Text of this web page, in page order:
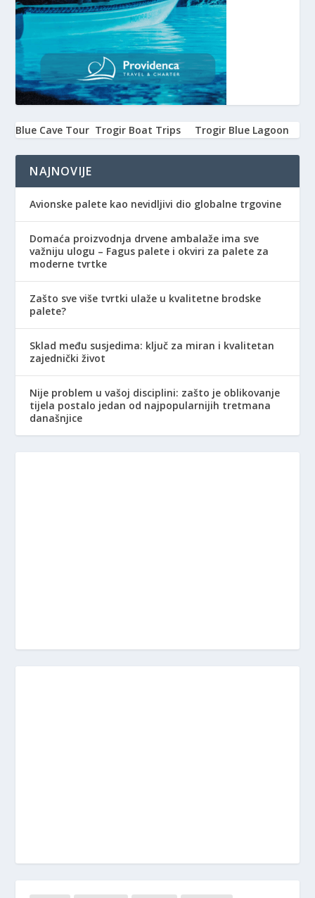
Blue Cave Tour Trogir Boat Trips Trogir Blue Lagoon
NAJNOVIJE
Avionske palete kao nevidljivi dio globalne trgovine
Domaća proizvodnja drvene ambalaže ima sve
važniju ulogu – Fagus palete i okviri za palete za
moderne tvrtke
Zašto sve više tvrtki ulaže u kvalitetne brodske
palete?
Sklad među susjedima: ključ za miran i kvalitetan
zajednički život
Nije problem u vašoj disciplini: zašto je oblikovanje
tijela postalo jedan od najpopularnijih tretmana
današnjice